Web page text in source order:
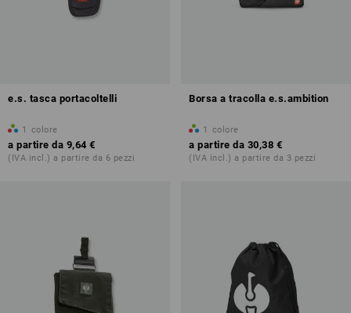
e.s. tasca portacoltelli
1 colore
a partire da 9,64 €
(IVA incl.) a partire da 6 pezzi
Borsa a tracolla e.s.ambition
1 colore
a partire da 30,38 €
(IVA incl.) a partire da 3 pezzi